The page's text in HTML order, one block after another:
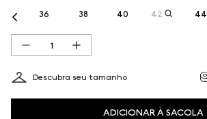
36 38 40 42 44
Descubra seu tamanho
ADICIONAR À SACOLA